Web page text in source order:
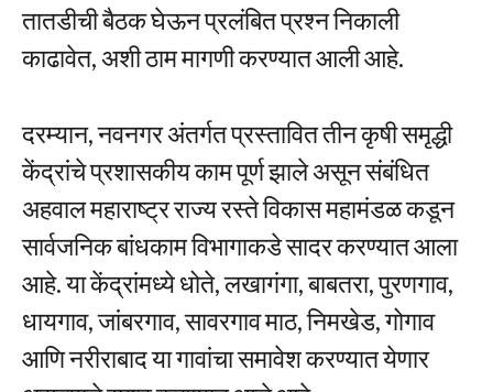
तातडीची बैठक घेऊन प्रलंबित प्रश्न निकाली
काढावेत, अशी ठाम मागणी करण्यात आली आहे.
दरम्यान, नवनगर अंतर्गत प्रस्तावित तीन कृषी समृद्धी
केंद्रांचे प्रशासकीय काम पूर्ण झाले असून संबंधित
अहवाल महाराष्ट्र राज्य रस्ते विकास महामंडळ कडून
सार्वजनिक बांधकाम विभागाकडे सादर करण्यात आला
आहे. या केंद्रांमध्ये धोते, लखागंगा, बाबतरा, पुरणगाव,
धायगाव, जांबरगाव, सावरगाव माठ, निमखेड, गोगाव
आणि नरीराबाद या गावांचा समावेश करण्यात येणार